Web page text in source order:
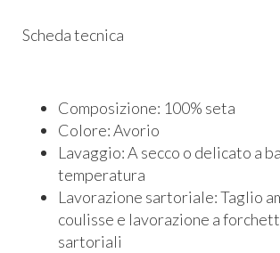
Scheda tecnica
Composizione: 100% seta
Colore: Avorio
Lavaggio: A secco o delicato a
temperatura
Lavorazione sartoriale: Taglio
coulisse e lavorazione a
sartoriali